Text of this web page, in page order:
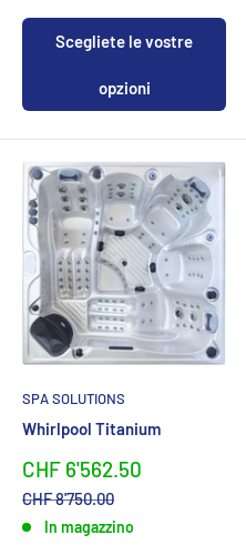
Scegliete le vostre
opzioni
SPA SOLUTIONS
Whirlpool Titanium
Sonderpreis
CHF 6'562.50
Normalpreis
CHF 8'750.00
In magazzino